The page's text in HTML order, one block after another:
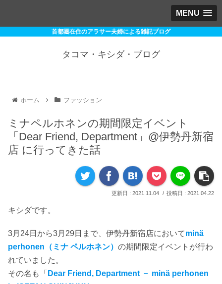
MENU
首都圏在住のアラサー夫婦による雑記ブログ
タコマ・キシダ・ブログ
ホーム ファッション
ミナペルホネンの期間限定イベント
「Dear Friend, Department」@伊勢丹新宿
店 に行ってきた話
2021.11.04 2021.04.22
キシダです。
3月24日から3月29日まで、伊勢丹新宿店においてminä
perhonen（ミナ ペルホネン） の期間限定イベントが行わ
れていました。
その名も「 Dear Friend, Department － minä perhonen